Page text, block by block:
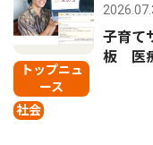
トップニュ
ース
社会
子育て
板 医